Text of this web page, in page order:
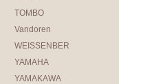
TOMBO
Vandoren
WEISSENBER
YAMAHA
YAMAKAWA